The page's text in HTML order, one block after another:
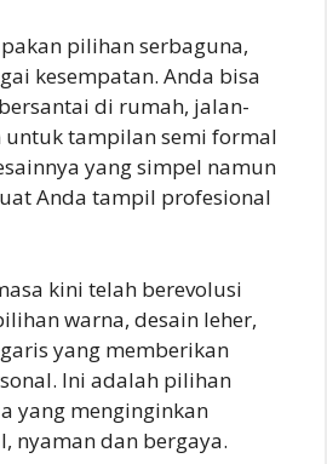
pilihan serbaguna,
kesempatan. Anda bisa
di rumah, jalan-
untuk tampilan semi formal
yang simpel namun
Anda tampil profesional
kini telah berevolusi
warna, desain leher,
yang memberikan
Ini adalah pilihan
yang menginginkan
nyaman dan bergaya.